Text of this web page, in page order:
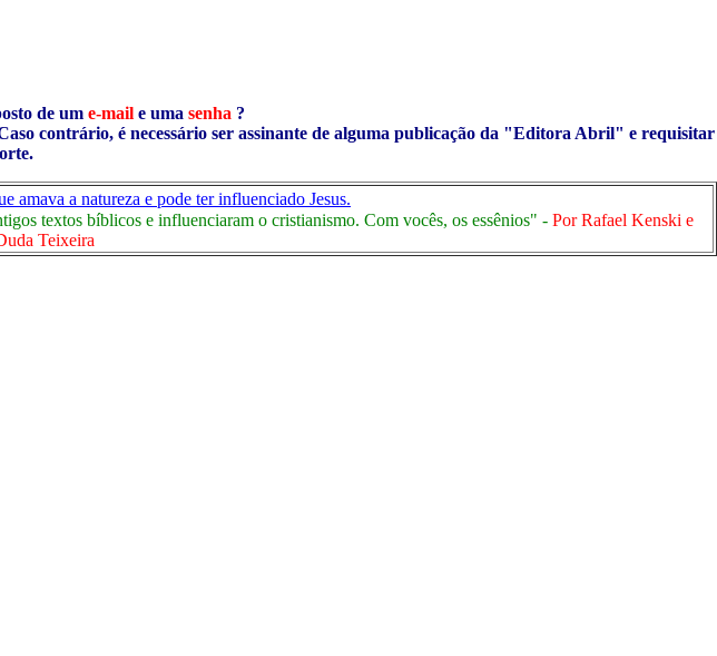
de um e-mail e uma senha ?
contrário, é necessário ser assinante de alguma publicação da "Editora Abril" e requisitar
amava a natureza e pode ter influenciado Jesus.
textos bíblicos e influenciaram o cristianismo. Com vocês, os essênios" - Por Rafael Kenski e
Teixeira